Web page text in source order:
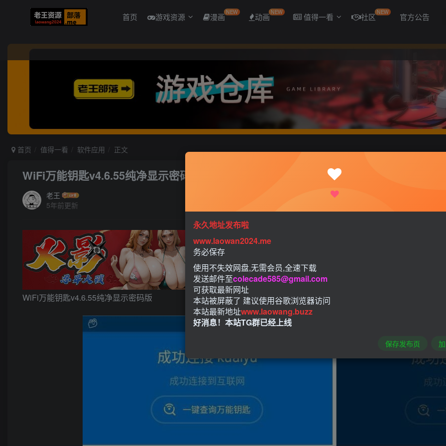
首页 游戏资源 漫画NEW 动画 NEW 值得一看 社区NEW 官方公告
首页 值得一看 软件应用 正文
WiFi万能钥匙v4.6.55纯净显示密码版
老王
5年前更新
WiFi万能钥匙v4.6.55纯净显示密码版
永久地址发布啦
www.laowan2024.me
务必保存
使用不失效网盘,无需会员,全速下载
发送邮件至colecade585@gmail.com
可获取最新网址
本站被屏蔽了 建议使用谷歌浏览器访问
本站最新地址www.laowang.buzz
好消息！本站TG群已经上线
保存发布页